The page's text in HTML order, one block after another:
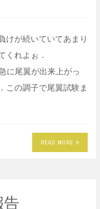
けが続いていてあまり
くれよぉ．
に尾翼が出来上がっ
この調子で尾翼試験ま
READ MORE
告